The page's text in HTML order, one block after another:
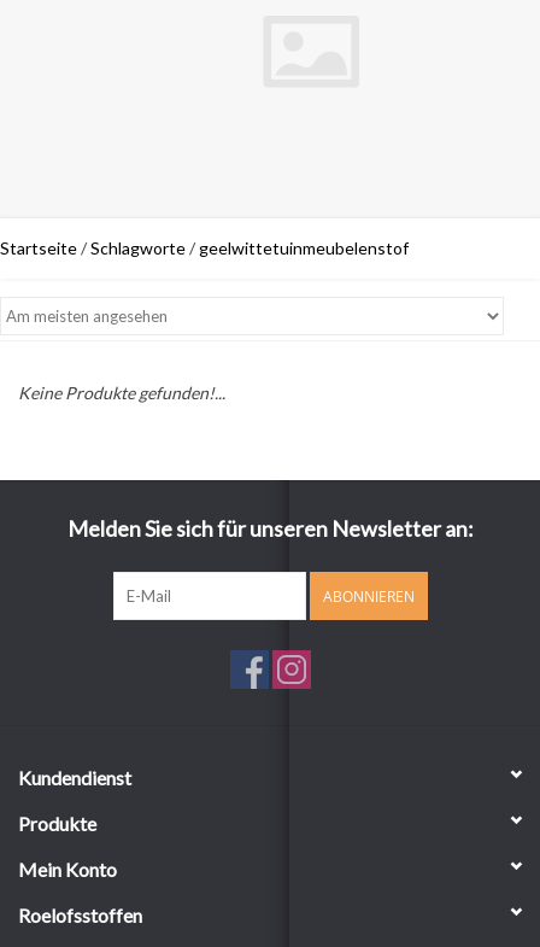
Startseite/Schlagworte/geelwittetuinmeubelenstof
Keine Produkte gefunden!...
Melden Sie sich für unseren Newsletter an:
ABONNIEREN
Kundendienst
Produkte
Mein Konto
Roelofsstoffen